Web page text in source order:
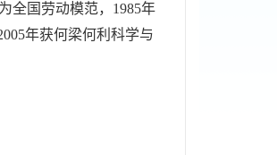
全国劳动模范，1985年
年获何梁何利科学与